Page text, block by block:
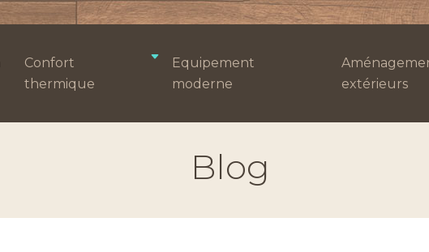
Confort
thermique
Equipement
moderne
extérieurs
Blog